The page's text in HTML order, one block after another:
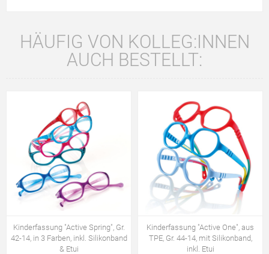
HÄUFIG VON KOLLEG:INNEN
AUCH BESTELLT:
Kinderfassung "Active Spring", Gr.
42-14, in 3 Farben, inkl. Silikonband
& Etui
Kinderfassung "Active One", aus
TPE, Gr. 44-14, mit Silikonband,
inkl. Etui